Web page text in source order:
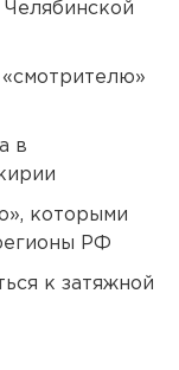
Челябинской
в
которыми
РФ
к затяжной